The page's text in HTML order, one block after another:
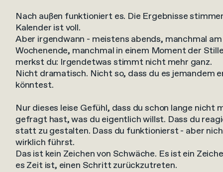
Nach außen funktioniert es. Die Ergebnisse
Kalender ist voll.
Aber irgendwann - meistens abends, manchmal am
Wochenende, manchmal in einem Moment der
merkst du: Irgendetwas stimmt nicht mehr ganz.
Nicht dramatisch. Nicht so, dass du es jemandem
könntest.
Nur dieses leise Gefühl, dass du schon lange nicht
gefragt hast, was du eigentlich willst. Dass du
statt zu gestalten. Dass du funktionierst - aber
wirklich führst.
Das ist kein Zeichen von Schwäche. Es ist ein
es Zeit ist, einen Schritt zurückzutreten.